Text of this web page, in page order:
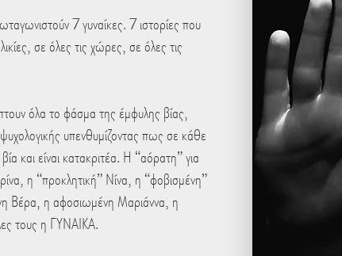
7 γυναίκες. 7 ιστορίες που
σε όλες τις χώρες, σε όλες τις
όλα το φάσμα της έμφυλης βίας,
υπενθυμίζοντας πως σε κάθε
και είναι κατακριτέα. Η “αόρατη” για
η “προκλητική” Νίνα, η “φοβισμένη”
Βέρα, η αφοσιωμένη Μαριάννα, η
τους η ΓΥΝΑΙΚΑ.